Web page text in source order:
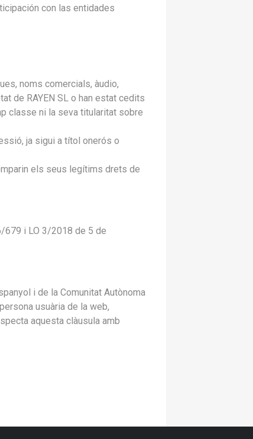
con las entidades
noms comercials, àudio,
de RAYEN SL o han estat cedits
classe ni la seva titularitat sobre
ja sigui a títol onerós o
els seus legítims drets de
679 i LO 3/2018 de 5 de
i de la Comunitat Autònoma
usuària de la web,
aquesta clàusula amb